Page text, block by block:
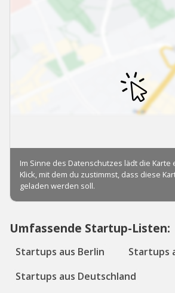
Umfassende Startup-Listen:
Startups aus Berlin
Startups
Startups aus Deutschland